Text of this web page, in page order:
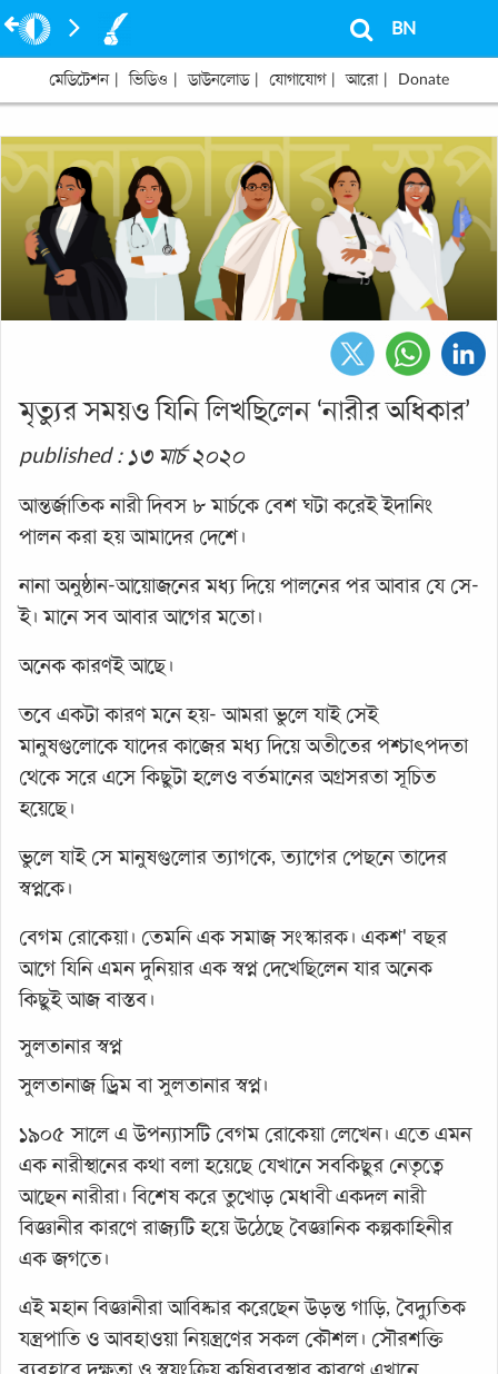
BN
মেডিটেশন ভিডিও ডাউনলোড যোগাযোগ আরো Donate
মৃত্যুর সময়ও যিনি লিখছিলেন ‘নারীর অধিকার’
published : ১৩ মার্চ ২০২০
আন্তর্জাতিক নারী দিবস ৮ মার্চকে বেশ ঘটা করেই ইদানিং
পালন করা হয় আমাদের দেশে।
নানা অনুষ্ঠান-আয়োজনের মধ্য দিয়ে পালনের পর আবার যে সে-
ই। মানে সব আবার আগের মতো।
অনেক কারণই আছে।
তবে একটা কারণ মনে হয়- আমরা ভুলে যাই সেই
মানুষগুলোকে যাদের কাজের মধ্য দিয়ে অতীতের পশ্চাৎপদতা
থেকে সরে এসে কিছুটা হলেও বর্তমানের অগ্রসরতা সূচিত
হয়েছে।
ভুলে যাই সে মানুষগুলোর ত্যাগকে, ত্যাগের পেছনে তাদের
স্বপ্নকে।
বেগম রোকেয়া। তেমনি এক সমাজ সংস্কারক। একশ' বছর
আগে যিনি এমন দুনিয়ার এক স্বপ্ন দেখেছিলেন যার অনেক
কিছুই আজ বাস্তব।
সুলতানার স্বপ্ন
সুলতানাজ ড্রিম বা সুলতানার স্বপ্ন।
১৯০৫ সালে এ উপন্যাসটি বেগম রোকেয়া লেখেন। এতে এমন
এক নারীস্থানের কথা বলা হয়েছে যেখানে সবকিছুর নেতৃত্বে
আছেন নারীরা। বিশেষ করে তুখোড় মেধাবী একদল নারী
বিজ্ঞানীর কারণে রাজ্যটি হয়ে উঠেছে বৈজ্ঞানিক কল্পকাহিনীর
এক জগতে।
এই মহান বিজ্ঞানীরা আবিষ্কার করেছেন উড়ন্ত গাড়ি, বৈদ্যুতিক
যন্ত্রপাতি ও আবহাওয়া নিয়ন্ত্রণের সকল কৌশল। সৌরশক্তি
ব্যবহারে দক্ষতা ও স্বয়ংক্রিয় কৃষিব্যবস্থার কারণে এখানে